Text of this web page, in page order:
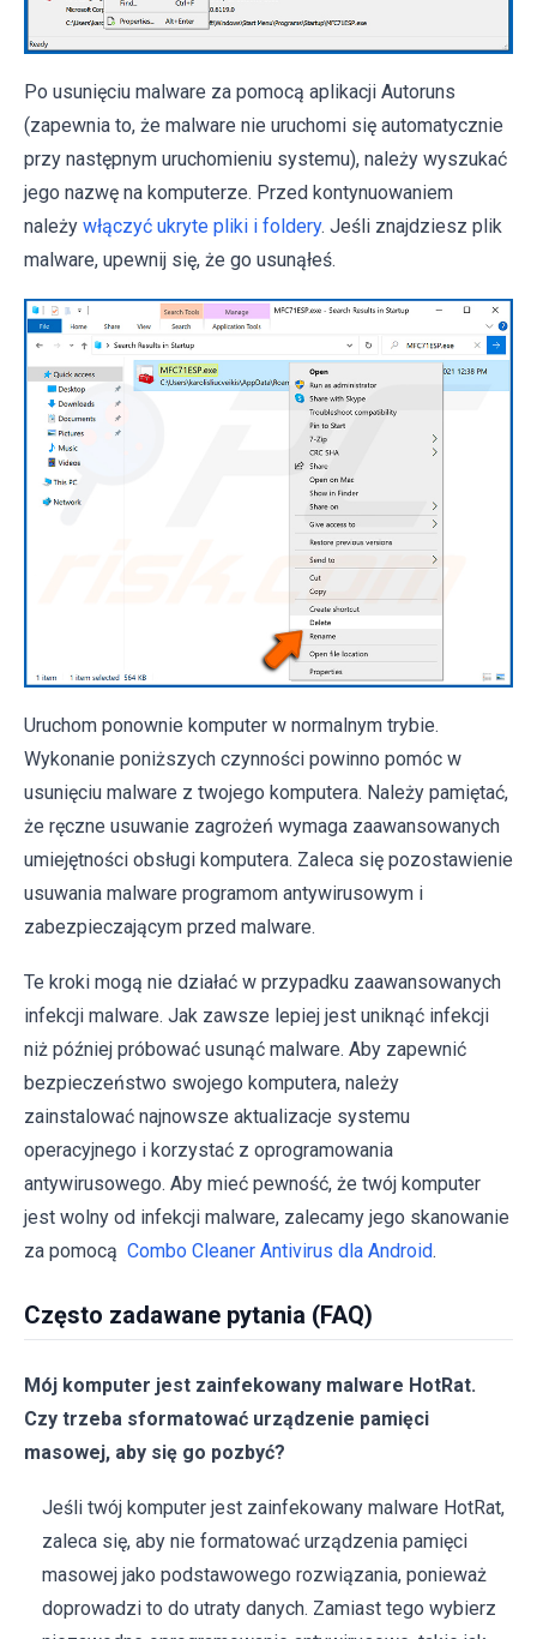
Po usunięciu malware za pomocą aplikacji Autoruns
(zapewnia to, że malware nie uruchomi się automatycznie
przy następnym uruchomieniu systemu), należy wyszukać
jego nazwę na komputerze. Przed kontynuowaniem
należy włączyć ukryte pliki i foldery. Jeśli znajdziesz plik
malware, upewnij się, że go usunąłeś.
Uruchom ponownie komputer w normalnym trybie.
Wykonanie poniższych czynności powinno pomóc w
usunięciu malware z twojego komputera. Należy pamiętać,
że ręczne usuwanie zagrożeń wymaga zaawansowanych
umiejętności obsługi komputera. Zaleca się pozostawienie
usuwania malware programom antywirusowym i
zabezpieczającym przed malware.
Te kroki mogą nie działać w przypadku zaawansowanych
infekcji malware. Jak zawsze lepiej jest uniknąć infekcji
niż później próbować usunąć malware. Aby zapewnić
bezpieczeństwo swojego komputera, należy
zainstalować najnowsze aktualizacje systemu
operacyjnego i korzystać z oprogramowania
antywirusowego. Aby mieć pewność, że twój komputer
jest wolny od infekcji malware, zalecamy jego skanowanie
za pomocą Combo Cleaner Antivirus dla Android.
Często zadawane pytania (FAQ)
Mój komputer jest zainfekowany malware HotRat.
Czy trzeba sformatować urządzenie pamięci
masowej, aby się go pozbyć?
Jeśli twój komputer jest zainfekowany malware HotRat,
zaleca się, aby nie formatować urządzenia pamięci
masowej jako podstawowego rozwiązania, ponieważ
doprowadzi to do utraty danych. Zamiast tego wybierz